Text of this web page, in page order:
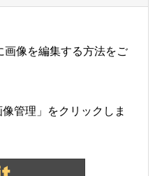
画像を編集する方法をご
管理」をクリックしま